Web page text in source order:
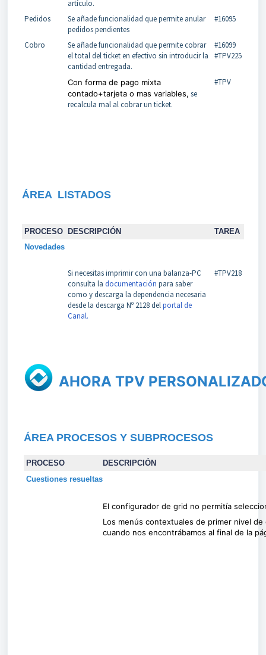
artículo.
Pedidos
Se añade funcionalidad que permite anular
pedidos pendientes
#16095
Cobro
Se añade funcionalidad que permite cobrar
el total del ticket en efectivo sin introducir la
cantidad entregada.
#16099
#TPV225
Con forma de pago mixta
contado+tarjeta o mas variables, se
recalcula mal al cobrar un ticket.
#TPV
ÁREA LISTADOS
PROCESO DESCRIPCIÓN
TAREA
Novedades
Si necesitas imprimir con una balanza-PC
consulta la documentación para saber
como y descarga la dependencia necesaria
desde la descarga Nº 2128 delportal de
Canal.
#TPV218
AHORA TPV
ÁREA PROCESOS Y SUBPROCESOS
PROCESO
DESCRIPCIÓN
Cuestiones resueltas
El configurador de grid no permitía
Los menús contextuales de primer nivel
cuando nos encontrábamos al final de la